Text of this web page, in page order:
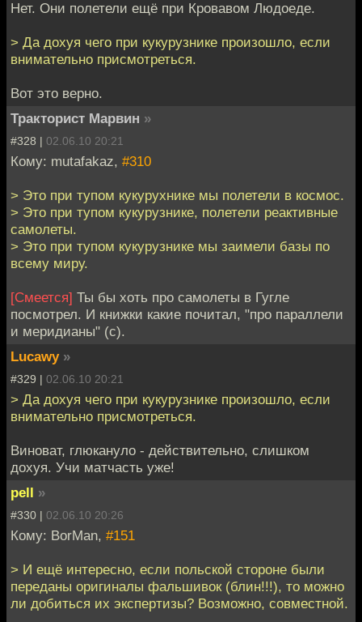
Нет. Они полетели ещё при Кровавом Людоеде.
> Да дохуя чего при кукурузнике произошло, если
внимательно присмотреться.
Вот это верно.
Тракторист Марвин »
#328 | 02.06.10 20:21
Кому: mutafakaz, #310
> Это при тупом кукурухнике мы полетели в космос.
> Это при тупом кукурузнике, полетели реактивные
самолеты.
> Это при тупом кукурузнике мы заимели базы по
всему миру.
[Смеется] Ты бы хоть про самолеты в Гугле
посмотрел. И книжки какие почитал, "про параллели
и меридианы" (с).
Lucawy »
#329 | 02.06.10 20:21
> Да дохуя чего при кукурузнике произошло, если
внимательно присмотреться.
Виноват, глюкануло - действительно, слишком
дохуя. Учи матчасть уже!
pell »
#330 | 02.06.10 20:26
Кому: BorMan, #151
> И ещё интересно, если польской стороне были
переданы оригиналы фальшивок (блин!!!), то можно
ли добиться их экспертизы? Возможно, совместной.